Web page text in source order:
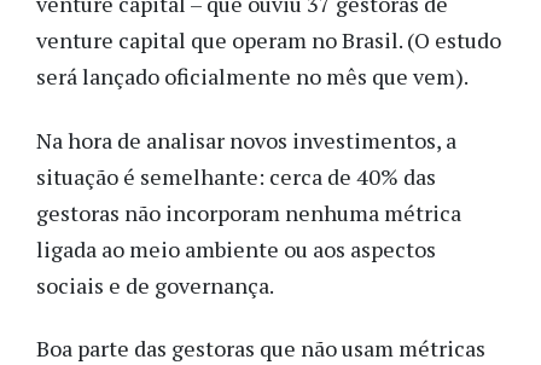
venture capital que operam no Brasil. (O estudo
será lançado oficialmente no mês que vem).
Na hora de analisar novos investimentos, a
situação é semelhante: cerca de 40% das
gestoras não incorporam nenhuma métrica
ligada ao meio ambiente ou aos aspectos
sociais e de governança.
Boa parte das gestoras que não usam métricas